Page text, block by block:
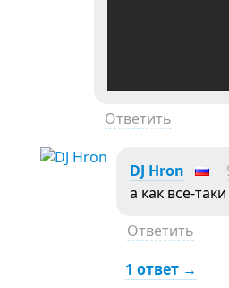
Ответить
DJ Hron
а как все-
Ответить
1 ответ →